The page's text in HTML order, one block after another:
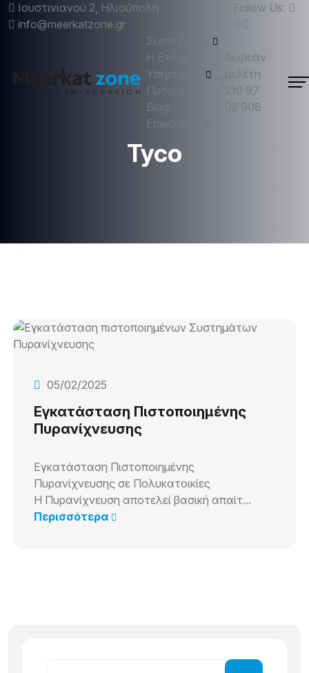
Ιουστινιανού 2, Ηλιούπολη
info@meerkatzone.gr
Follow Us:
Συστήματα
Η Εταιρεία
Υπηρεσίες
Προϊόντα
Blog
Επικοινωνία
Δωρεάν
μελέτη
210 97
02 908
Tyco
05/02/2025
Εγκατάσταση Πιστοποιημένης
Πυρανίχνευσης
Εγκατάσταση Πιστοποιημένης
Πυρανίχνευσης σε Πολυκατοικίες
Η Πυρανίχνευση αποτελεί βασική απαίτ...
Περισσότερα